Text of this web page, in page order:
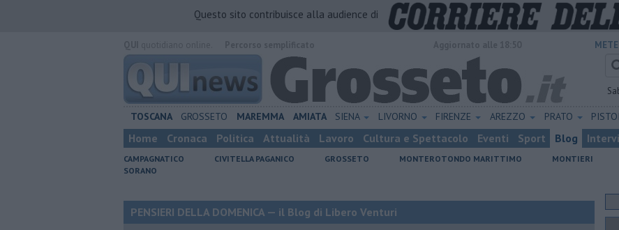
Questo sito contribuisce alla audience di
TOSCANA GROSSETO MAREMMA AMIATA SIENA LIVORNO FIRENZE AREZZO PRATO
Home Cronaca Politica Attualità Lavoro Cultura e Spettacolo Eventi Sport Blog
CAMPAGNATICO CIVITELLA PAGANICO GROSSETO MONTEROTONDO MARITTIMO MONTIERI
SORANO
PENSIERI DELLA DOMENICA — il Blog di Libero Venturi